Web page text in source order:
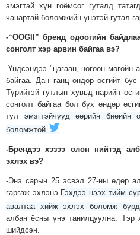
ЭРГЭН
ТОЙРОНД
ЕРӨНХИЙЛӨГЧИЙН
СОНГУУЛЬ-2017
эмэгтэй хүн гоёмсог гуталд
чанартай боломжийн үнэтэй гутал
-“ООGII” бренд одоогийн
сонголт хэр арвин байгаа вэ?
-Үндсэндээ "цагаан, ногоон могойн
байгаа. Дан ганц өндөр өсгийт
Түрийтэй гутлын хувьд нарийн
сонголт байгаа бол бүх өндөр
тул эмэгтэйчүүд өөрийн биеийн
боломжтой.
-Брендээ хэзээ олон нийтэд
эхлэх вэ?
-Энэ сарын 25 эсвэл 27-ны өдөр
гаргаж эхлэнэ. Гэхдээ нээх тийм
авалтаа хийж эхлэх боломж
албан ёсны үнэ танилцуулна. Тэр
шийдсэн.